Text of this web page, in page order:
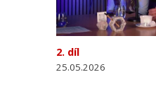
2. díl
25.05.2026